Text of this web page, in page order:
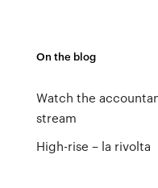
On the blog
Watch the
stream
High-rise – la rivolta